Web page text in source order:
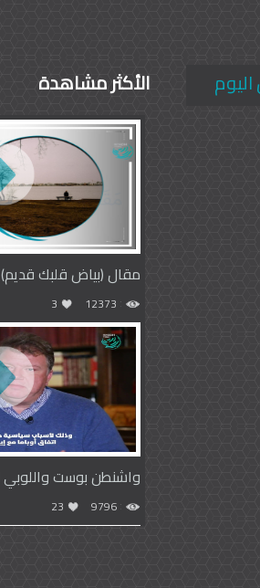
اليوم الأكثر مشاهدة
مقال (بياض قلبك قديم)
12373
3
واشنطن بوست واللوبي
9796
23